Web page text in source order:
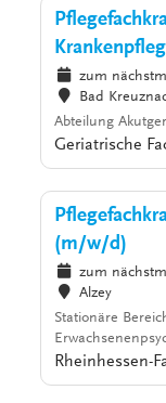
zum
Bad
Abteilung
Geriatrische
(m/w/d)
zum
Alzey
Stationäre
Rheinhessen-